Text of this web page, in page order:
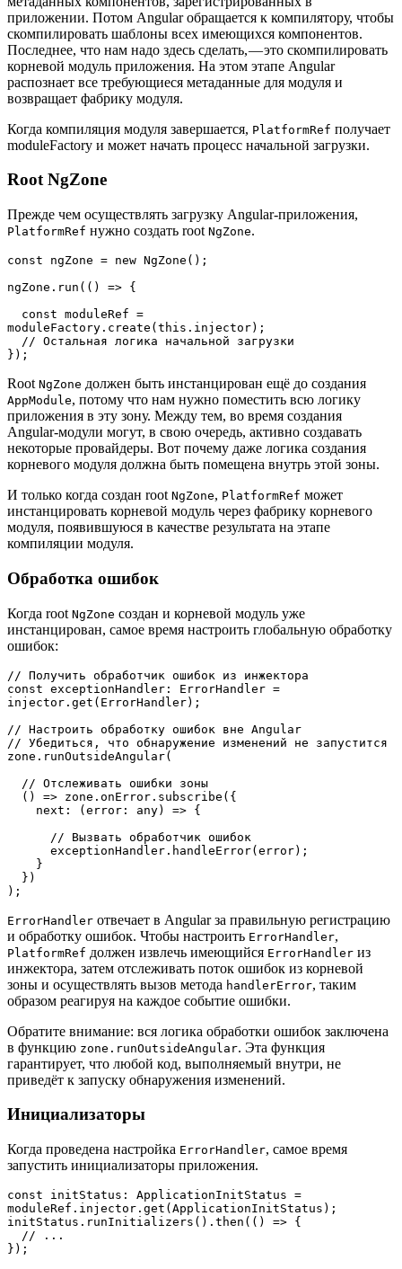
приложении. Потом Angular обращается к компилятору, чтобы
скомпилировать шаблоны всех имеющихся компонентов.
Последнее, что нам надо здесь сделать, — это скомпилировать
корневой модуль приложения. На этом этапе Angular
распознает все требующиеся метаданные для модуля и
возвращает фабрику модуля.
Когда компиляция модуля завершается, PlatformRef получает
moduleFactory и может начать процесс начальной загрузки.
Root NgZone
Прежде чем осуществлять загрузку Angular-приложения,
PlatformRef нужно создать root NgZone.
const ngZone = new NgZone();
ngZone.run(() => {
moduleFactory.create(this.injector);
});
Root NgZone должен быть инстанцирован ещё до создания
AppModule, потому что нам нужно поместить всю логику
приложения в эту зону. Между тем, во время создания
Angular-модули могут, в свою очередь, активно создавать
некоторые провайдеры. Вот почему даже логика создания
корневого модуля должна быть помещена внутрь этой зоны.
И только когда создан root NgZone, PlatformRef может
инстанцировать корневой модуль через фабрику корневого
модуля, появившуюся в качестве результата на этапе
компиляции модуля.
Обработка ошибок
Когда root NgZone создан и корневой модуль уже
инстанцирован, самое время настроить глобальную обработку
ошибок:
// Получить обработчик ошибок из инжектора
const exceptionHandler: ErrorHandler =
injector.get(ErrorHandler);
// Настроить обработку ошибок вне Angular
// Убедиться, что обнаружение изменений не запустится
zone.runOutsideAngular(
);
ErrorHandler отвечает в Angular за правильную регистрацию
и обработку ошибок. Чтобы настроить ErrorHandler,
PlatformRef должен извлечь имеющийся ErrorHandler из
инжектора, затем отслеживать поток ошибок из корневой
зоны и осуществлять вызов метода handlerError, таким
образом реагируя на каждое событие ошибки.
Обратите внимание: вся логика обработки ошибок заключена
в функцию zone.runOutsideAngular. Эта функция
гарантирует, что любой код, выполняемый внутри, не
приведёт к запуску обнаружения изменений.
Инициализаторы
Когда проведена настройка ErrorHandler, самое время
запустить инициализаторы приложения.
const initStatus: ApplicationInitStatus =
moduleRef.injector.get(ApplicationInitStatus);
initStatus.runInitializers().then(() => {
});